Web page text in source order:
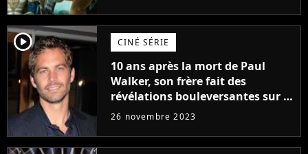
player2 CINÉ SÉRIE
10 ans après la mort de Paul
Walker, son frère fait des
révélations bouleversantes sur la
réaction des acteurs de Fast and
26 novembre 2023